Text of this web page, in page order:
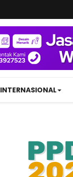
INTERNASIONAL